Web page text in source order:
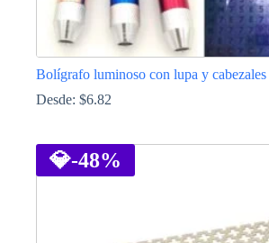
Bolígrafo luminoso con lupa y cabezales
Desde: $6.82
producto
tiene
múltiples
💎-48%